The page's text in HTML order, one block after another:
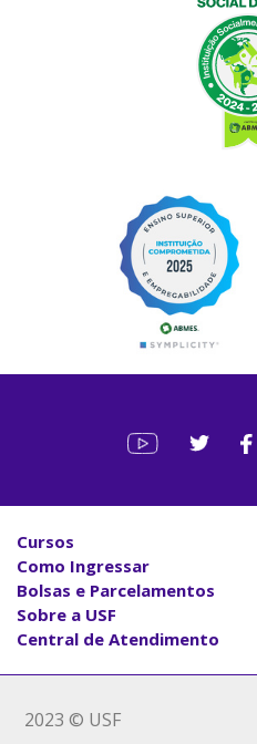
Cursos
Como Ingressar
Bolsas e Parcelamentos
Sobre a USF
Central de Atendimento
2023 © USF